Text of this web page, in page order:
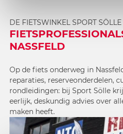
DE FIETSWINKEL SPORT SÖLLE
NASSFELD
Op de fiets onderweg in
reparaties, reserveonderdelen,
rondleidingen: bij Sport Sölle
eerlijk, deskundig advies over
maken heeft.